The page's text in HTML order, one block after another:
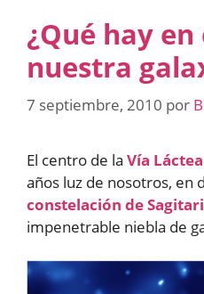
¿Qué hay
nuestra
7 septiembre, 2010 por
El centro de la Vía Láctea
años luz de nosotros, en
constelación de
impenetrable niebla de